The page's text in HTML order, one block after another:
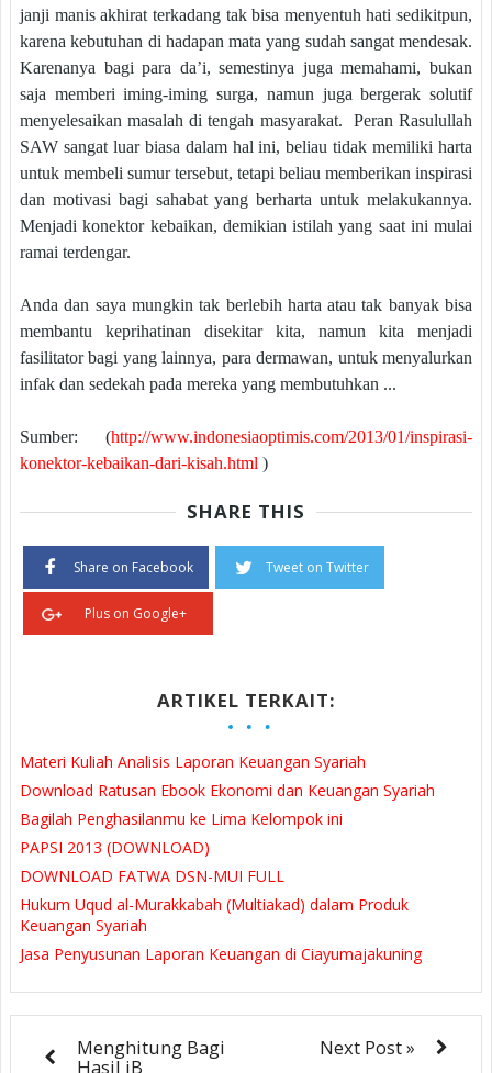
janji manis akhirat terkadang tak bisa menyentuh hati sedikitpun,
karena kebutuhan di hadapan mata yang sudah sangat mendesak.
Karenanya bagi para da’i, semestinya juga memahami, bukan
saja memberi iming-iming surga, namun juga bergerak solutif
menyelesaikan masalah di tengah masyarakat. Peran Rasulullah
SAW sangat luar biasa dalam hal ini, beliau tidak memiliki harta
untuk membeli sumur tersebut, tetapi beliau memberikan inspirasi
dan motivasi bagi sahabat yang berharta untuk melakukannya.
Menjadi konektor kebaikan, demikian istilah yang saat ini mulai
ramai terdengar.
Anda dan saya mungkin tak berlebih harta atau tak banyak bisa
membantu keprihatinan disekitar kita, namun kita menjadi
fasilitator bagi yang lainnya, para dermawan, untuk menyalurkan
infak dan sedekah pada mereka yang membutuhkan ...
Sumber: (http://www.indonesiaoptimis.com/2013/01/inspirasi-
konektor-kebaikan-dari-kisah.html )
SHARE THIS
Share on Facebook Tweet on Twitter
Plus on Google+
ARTIKEL TERKAIT:
Materi Kuliah Analisis Laporan Keuangan Syariah
Download Ratusan Ebook Ekonomi dan Keuangan Syariah
Bagilah Penghasilanmu ke Lima Kelompok ini
PAPSI 2013 (DOWNLOAD)
DOWNLOAD FATWA DSN-MUI FULL
Hukum Uqud al-Murakkabah (Multiakad) dalam Produk
Keuangan Syariah
Jasa Penyusunan Laporan Keuangan di Ciayumajakuning
Menghitung Bagi
Hasil iB
Next Post »